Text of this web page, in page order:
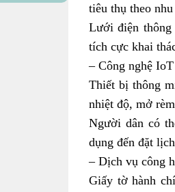
tiêu thụ theo
Lưới điện thông
tích cực khai
– Công nghệ
Thiết bị thông
nhiệt độ, mở
Người dân có
dụng đến đặt
– Dịch vụ công
Giấy tờ hành